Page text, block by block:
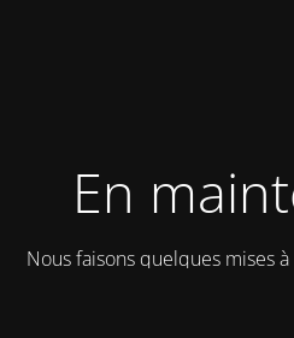
En
Nous faisons quelques mises à